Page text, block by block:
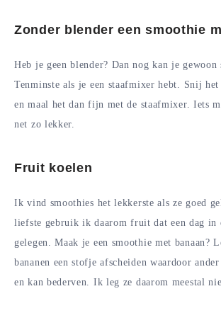
Zonder blender een smoothie
Heb je geen blender? Dan nog kan je gewoon
Tenminste als je een staafmixer hebt. Snij
en maal het dan fijn met de staafmixer. Iets
net zo lekker.
Fruit koelen
Ik vind smoothies het lekkerste als ze goed
liefste gebruik ik daarom fruit dat een dag in
gelegen. Maak je een smoothie met banaan?
bananen een stofje afscheiden waardoor
en kan bederven. Ik leg ze daarom meestal